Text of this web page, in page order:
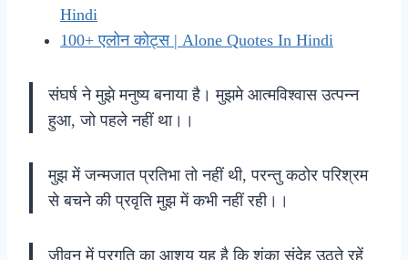
Hindi
100+ एलोन कोट्स | Alone Quotes In Hindi
संघर्ष ने मुझे मनुष्य बनाया है। मुझमे आत्मविश्वास उत्पन्न
हुआ, जो पहले नहीं था।।
मुझ में जन्मजात प्रतिभा तो नहीं थी, परन्तु कठोर परिश्रम
से बचने की प्रवृति मुझ में कभी नहीं रही।।
जीवन में प्रगति का आशय यह है कि शंका संदेह उठते रहें